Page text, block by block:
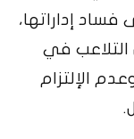
فساد إداراتها،
التلاعب في
الإلتزام